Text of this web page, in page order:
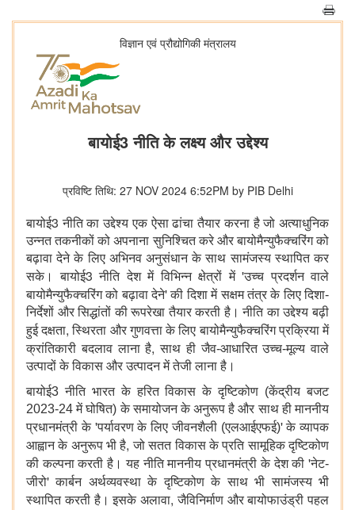
विज्ञान एवं प्रौद्योगिकी मंत्रालय
बायोई3 नीति के लक्ष्य और उद्देश्य
प्रविष्टि तिथि: 27 NOV 2024 6:52PM by PIB Delhi
बायोई3नीति का उद्देश्य एक ऐसा ढांचा तैयार करना है जो अत्याधुनिक
उन्नत तकनीकों को अपनाना सुनिश्चित करे और बायोमैन्युफैक्चरिंग को
बढ़ावा देने के लिए अभिनव अनुसंधान के साथ सामंजस्य स्थापित कर
सके। बायोई3नीति देश में विभिन्न क्षेत्रों में 'उच्च प्रदर्शन वाले
बायोमैन्युफैक्चरिंग को बढ़ावा देने'की दिशा में सक्षम तंत्र के लिए दिशा-
निर्देशों और सिद्धांतों की रूपरेखा तैयार करती है। नीति का उद्देश्य बढ़ी
हुई दक्षता,स्थिरता और गुणवत्ता के लिए बायोमैन्युफैक्चरिंग प्रक्रिया में
क्रांतिकारी बदलाव लाना है,साथ ही जैव-आधारित उच्च-मूल्य वाले
उत्पादों के विकास और उत्पादन में तेजी लाना है।
बायोई3 नीति भारत के हरित विकास के दृष्टिकोण (केंद्रीय बजट
2023-24 में घोषित) के समायोजन के अनुरूप है और साथ ही माननीय
प्रधानमंत्री के 'पर्यावरण के लिए जीवनशैली (एलआईएफई)'के व्यापक
आह्वान के अनुरूप भी है,जो सतत विकास के प्रति सामूहिक दृष्टिकोण
की कल्पना करती है। यह नीति माननीय प्रधानमंत्री के देश की 'नेट-
जीरो'कार्बन अर्थव्यवस्था के दृष्टिकोण के साथ भी सामंजस्य भी
स्थापित करती है। इसके अलावा,जैविनिर्माण और बायोफाउंड्री पहल